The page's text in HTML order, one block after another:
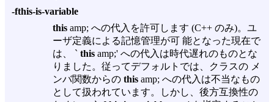
-fthis-is-variable
this amp; への代入を許可します (C++ のみ)。ユ
ーザ定義による記憶管理が可 能となった現在で
は、 ` this amp;' への代入は時代遅れのものとな
りました。従ってデフォルトでは、クラスの メ
ンバ関数からの this amp; への代入は不当なもの
として扱われています。しかし、後方互換性の